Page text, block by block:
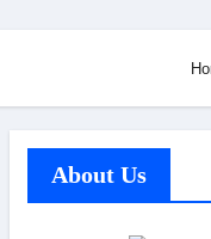
About Us